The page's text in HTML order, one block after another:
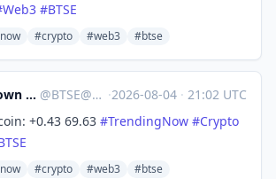
Web3 #BTSE
#crypto #web3 #btse
Brands.Town Stock Exchange @BTSE@brands.town ·2026-08-04 · 21:02 UTC
+0.43 69.63 #TrendingNow #Crypto
#crypto #web3 #btse